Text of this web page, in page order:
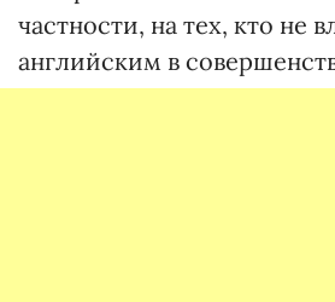
частности, на тех, кто не
английским в